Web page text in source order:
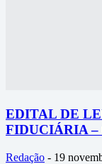
EDITAL DE
FIDUCIÁRIA –
Redação - 19